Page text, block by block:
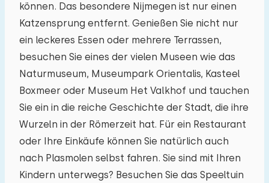
können. Das besondere Nijmegen ist nur einen
Katzensprung entfernt. Genießen Sie nicht nur
ein leckeres Essen oder mehrere Terrassen,
besuchen Sie eines der vielen Museen wie das
Naturmuseum, Museumpark Orientalis, Kasteel
Boxmeer oder Museum Het Valkhof und tauchen
Sie ein in die reiche Geschichte der Stadt, die ihre
Wurzeln in der Römerzeit hat. Für ein Restaurant
oder Ihre Einkäufe können Sie natürlich auch
nach Plasmolen selbst fahren. Sie sind mit Ihren
Kindern unterwegs? Besuchen Sie das Speeltuin